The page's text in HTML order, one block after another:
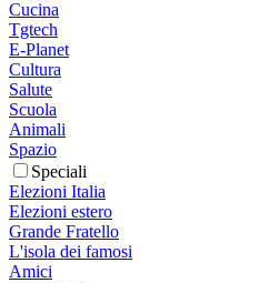
Cucina
Tgtech
E-Planet
Cultura
Salute
Scuola
Animali
Spazio
Speciali
Elezioni Italia
Elezioni estero
Grande Fratello
L'isola dei famosi
Amici